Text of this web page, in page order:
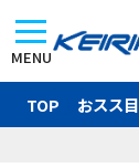
MENU
TOP おスス目